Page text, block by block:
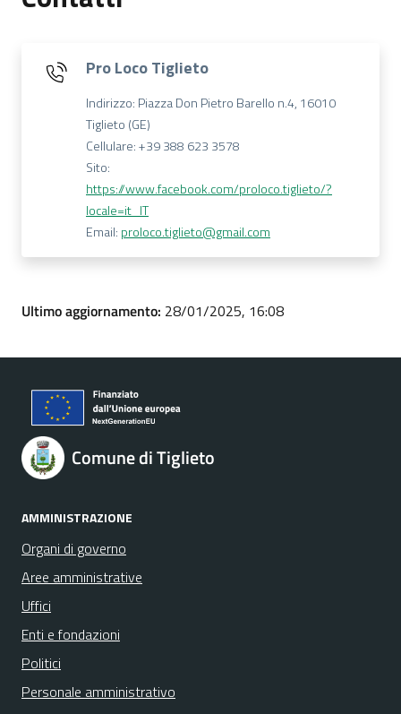
Pro Loco Tiglieto
Indirizzo: Piazza Don Pietro Barello n.4, 16010
Tiglieto (GE)
Cellulare: +39 388 623 3578
Sito:
https://www.facebook.com/proloco.tiglieto/?
locale=it_IT
Email: proloco.tiglieto@gmail.com
Ultimo aggiornamento: 28/01/2025, 16:08
Comune di Tiglieto
AMMINISTRAZIONE
Organi di governo
Aree amministrative
Uffici
Enti e fondazioni
Politici
Personale amministrativo